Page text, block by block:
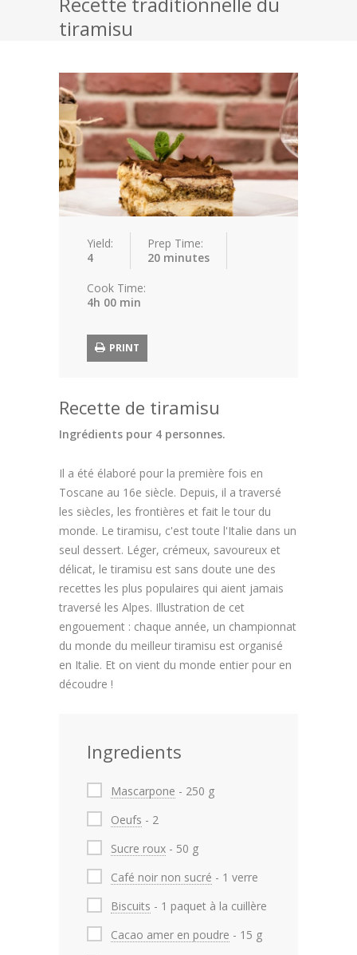
Fromage
Biscuits
Chocolat
Pâtisserie
Toutes nos recettes
tiramisu
Yield:
4
Prep Time:
20 minutes
Cook Time:
4h 00 min
PRINT
Recette de tiramisu
Ingrédients pour 4 personnes.
Il a été élaboré pour la première fois en
Toscane au 16e siècle. Depuis, il a traversé
les siècles, les frontières et fait le tour du
monde. Le tiramisu, c'est toute l'Italie dans un
seul dessert. Léger, crémeux, savoureux et
délicat, le tiramisu est sans doute une des
recettes les plus populaires qui aient jamais
traversé les Alpes. Illustration de cet
engouement : chaque année, un championnat
du monde du meilleur tiramisu est organisé
en Italie. Et on vient du monde entier pour en
découdre !
Ingredients
Mascarpone - 250 g
Oeufs - 2
Sucre roux - 50 g
Café noir non sucré - 1 verre
Biscuits - 1 paquet à la cuillère
Cacao amer en poudre - 15 g